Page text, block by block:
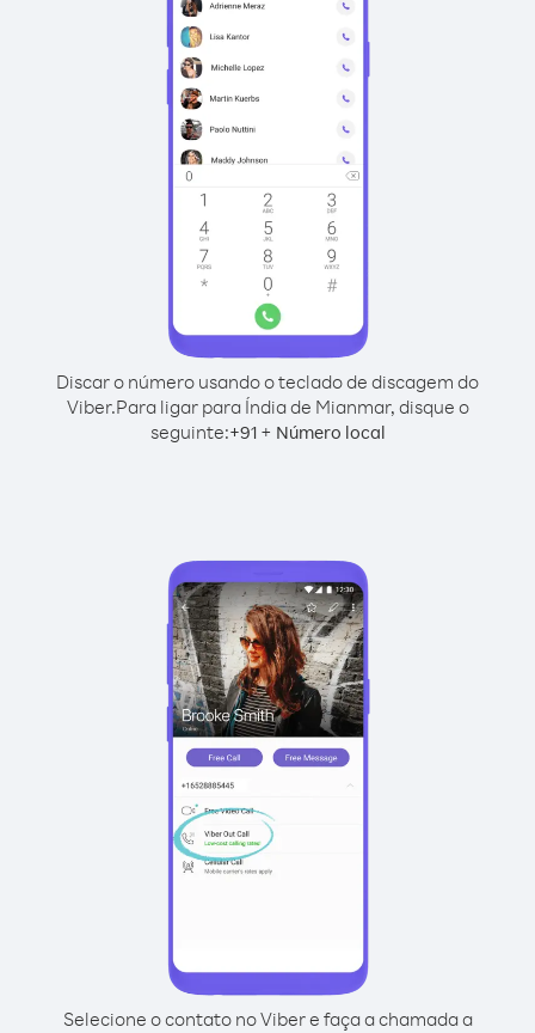
Discar o número usando o teclado de discagem do
Viber.Para ligar para Índia de Mianmar, disque o
seguinte:+91+ Número local
Selecione o contato no Viber e faça a chamada a